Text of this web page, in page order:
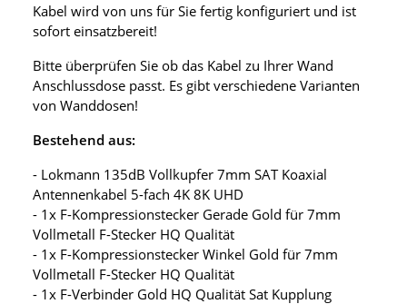
Kabel wird von uns für Sie fertig konfiguriert und ist
sofort einsatzbereit!
Bitte überprüfen Sie ob das Kabel zu Ihrer Wand
Anschlussdose passt. Es gibt verschiedene Varianten
von Wanddosen!
Bestehend aus:
- Lokmann 135dB Vollkupfer 7mm SAT Koaxial
Antennenkabel 5-fach 4K 8K UHD
- 1x F-Kompressionstecker Gerade Gold für 7mm
Vollmetall F-Stecker HQ Qualität
- 1x F-Kompressionstecker Winkel Gold für 7mm
Vollmetall F-Stecker HQ Qualität
- 1x F-Verbinder Gold HQ Qualität Sat Kupplung